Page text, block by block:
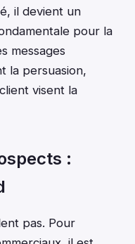
il devient un
pour la
messages
la persuasion,
visent la
:
pas. Pour